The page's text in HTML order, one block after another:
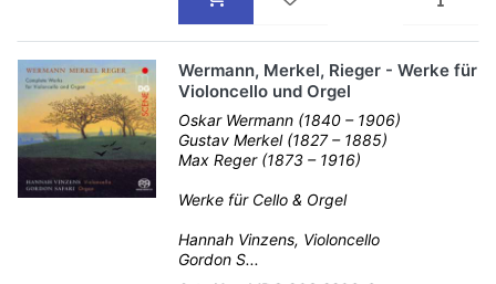
Wermann, Merkel, Rieger - Werke für
Violoncello und Orgel
Oskar Wermann (1840 – 1906)
Gustav Merkel (1827 – 1885)
Max Reger (1873 – 1916)
Werke für Cello & Orgel
Hannah Vinzens, Violoncello
Gordon S...